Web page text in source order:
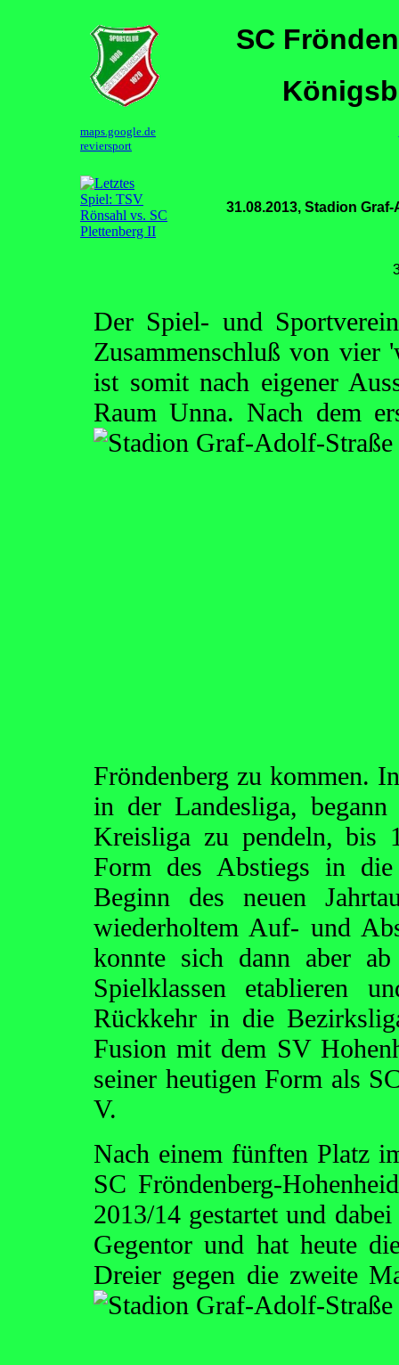
SC
maps.google.de
reviersport
31.08.2013, Stadion
Der Spiel- und
Zusammenschluß von vier
ist somit nach eigener
Raum Unna. Nach dem
Fröndenberg zu kommen.
in der Landesliga,
Kreisliga zu pendeln, bis
Form des Abstiegs in
Beginn des neuen
wiederholtem Auf- und
konnte sich dann aber
Spielklassen etablieren
Rückkehr in die
Fusion mit dem SV
seiner heutigen Form als
V.
Nach einem fünften Platz
SC Fröndenberg-
2013/14 gestartet und
Gegentor und hat heute
Dreier gegen die zweite